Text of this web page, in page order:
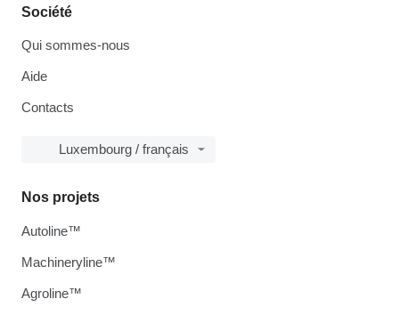
Société
Qui sommes-nous
Aide
Contacts
Luxembourg / français
Nos projets
Autoline™
Machineryline™
Agroline™